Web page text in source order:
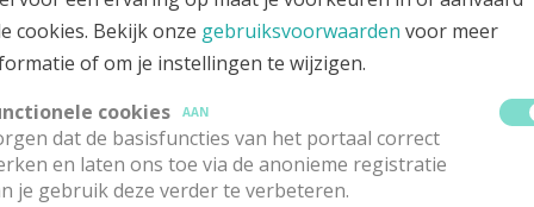
van Nyssa (vierde eeuw).
bijzonder: laat je meetrekken want naarmate je blijft
in je meest eigen verhaal waar alle relaties in beeld
We hebben hier te maken met een praktisch
en tegen het einde met enkele handige oefeningen, en
cookies. Bekijk onze gebruiksvoorwaarden voor meer
of om je instellingen te wijzigen.
cookies
AAN
dat de basisfuncties van het portaal correct
en laten ons toe via de anonieme registratie
je gebruik deze verder te verbeteren.